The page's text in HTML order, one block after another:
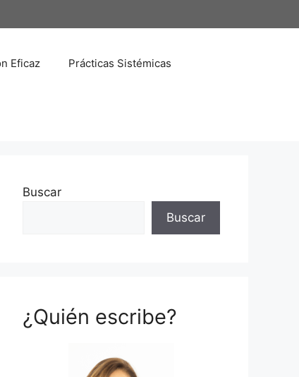
Eficaz Prácticas Sistémicas
Buscar
Buscar
¿Quién escribe?